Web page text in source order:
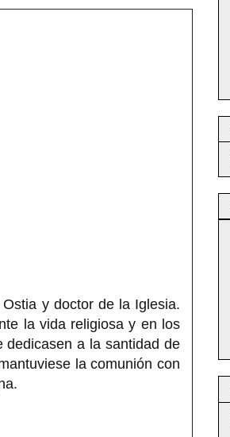
y doctor de la Iglesia.
la vida religiosa y en los
dedicasen a la santidad de
la comunión con